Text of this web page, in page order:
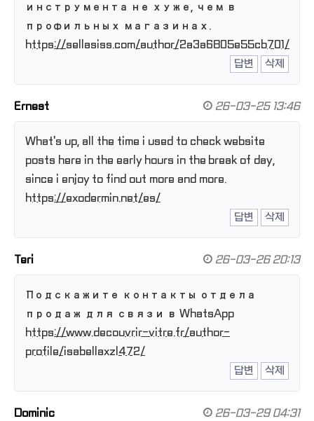
инструмента не хуже, чем в
профильных магазинах.
https://sellasiss.com/author/2a3a6805e55cb701/
답변
삭제
Ernest 26-03-25 13:46
What's up, all the time i used to check website
posts here in the early hours in the break of day,
since i enjoy to find out more and more.
https://exodermin.net/es/
답변
삭제
Teri 26-03-26 20:13
Подскажите контакты отдела
продаж для связи в WhatsApp
https://www.decouvrir-vitre.fr/author-
profile/isabellaxzl472/
답변
삭제
Dominic 26-03-29 04:31